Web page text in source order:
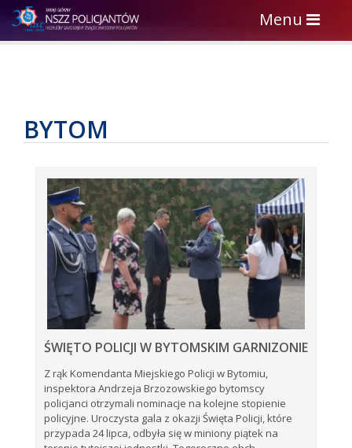
Toggle
navigation
Menu
BYTOM
ŚWIĘTO POLICJI W BYTOMSKIM GARNIZONIE
Z rąk Komendanta Miejskiego Policji w Bytomiu,
inspektora Andrzeja Brzozowskiego bytomscy
policjanci otrzymali nominacje na kolejne stopienie
policyjne. Uroczysta gala z okazji Święta Policji, które
przypada 24 lipca, odbyła się w miniony piątek na